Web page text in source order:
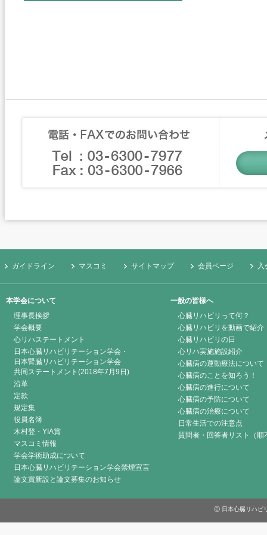
ガイドライン マスコミ サイトマップ 会員ページ 入
本学会について
理事長挨拶
学会概要
心リハステートメント
日本心臓リハビリテーション学会・
日本腎臓リハビリテーション学会
共同ステートメント(2018年7月9日)
沿革
定款
規定集
役員名簿
木村登・YIA賞
マスコミ情報
学会学術助成について
日本心臓リハビリテーション学会禁煙宣言
論文賞新設と論文募集のお知らせ
一般の皆様へ
心臓リハビリって何？
心臓リハビリを動画で紹介
心臓リハビリの日
心リハ実施施設紹介
心臓病の運動療法について
心臓病のことを知ろう！
心臓病の進行について
心臓病の予防について
心臓病の治療について
日常生活での注意点
質問者・回答者リスト（順
Ⓒ 日本心臓リハビ